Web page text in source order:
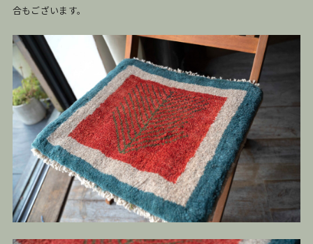
合もございます。